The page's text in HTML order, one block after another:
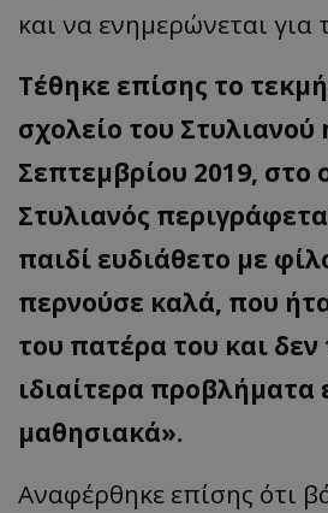
και να ενημερώνεται για
Τέθηκε επίσης το
σχολείο του Στυλιανού
Σεπτεμβρίου 2019, στο
Στυλιανός
παιδί ευδιάθετο με
περνούσε καλά, που
του πατέρα του και
ιδιαίτερα προβλήματα
μαθησιακά».
Αναφέρθηκε επίσης ότι